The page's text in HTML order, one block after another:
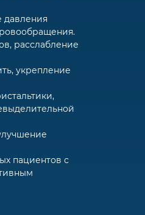
расслабление
укрепление
пациентов с